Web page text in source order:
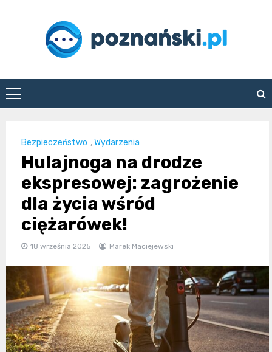
poznanski.pl
Bezpieczeństwo ,Wydarzenia
Hulajnoga na drodze
ekspresowej: zagrożenie
dla życia wśród
ciężarówek!
18 września 2025 Marek Maciejewski